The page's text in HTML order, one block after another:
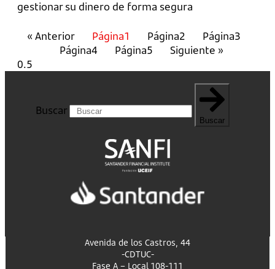
gestionar su dinero de forma segura
« Anterior Página1 Página2 Página3
Página4 Página5 Siguiente »
Buscar
Buscar
Avenida de los Castros, 44
-CDTUC-
Fase A – Local 108-111